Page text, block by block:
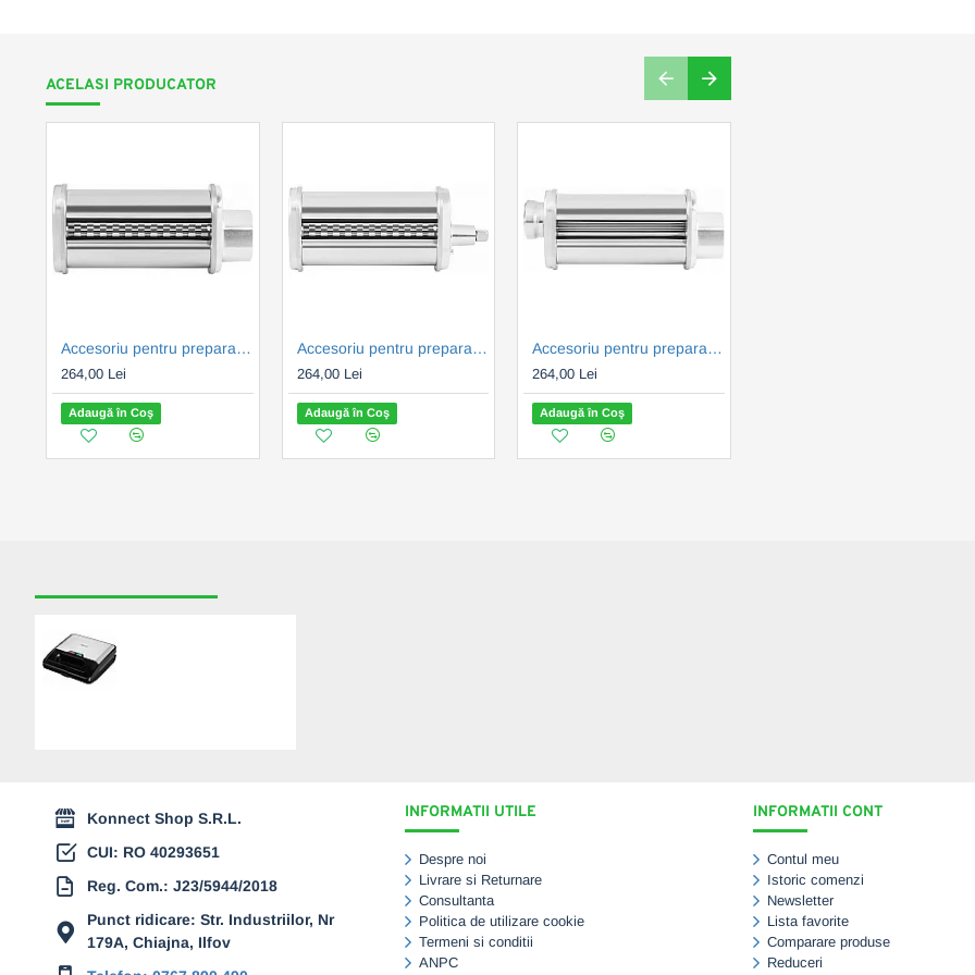
ACELASI PRODUCATOR
Accesoriu pentru prepararea pastelor de casa Fetuccine ECG FORZA 5000-7000
264,00 Lei
Adaugă în Coş
Accesoriu pentru prepararea pastelor de casa Fetuccine ECG FORZA 6000
264,00 Lei
Adaugă în Coş
Accesoriu pentru prepararea pastelor de casa Lasagna ECG FORZA 5000-7000
264,00 Lei
Adaugă în Coş
Konnect Shop S.R.L.
CUI: RO 40293651
Reg. Com.: J23/5944/2018
Punct ridicare: Str. Industriilor, Nr
179A, Chiajna, Ilfov
INFORMATII UTILE
Despre noi
Livrare si Returnare
Consultanta
Politica de utilizare cookie
Termeni si conditii
ANPC
INFORMATII CONT
Contul meu
Istoric comenzi
Newsletter
Lista favorite
Comparare produse
Reduceri